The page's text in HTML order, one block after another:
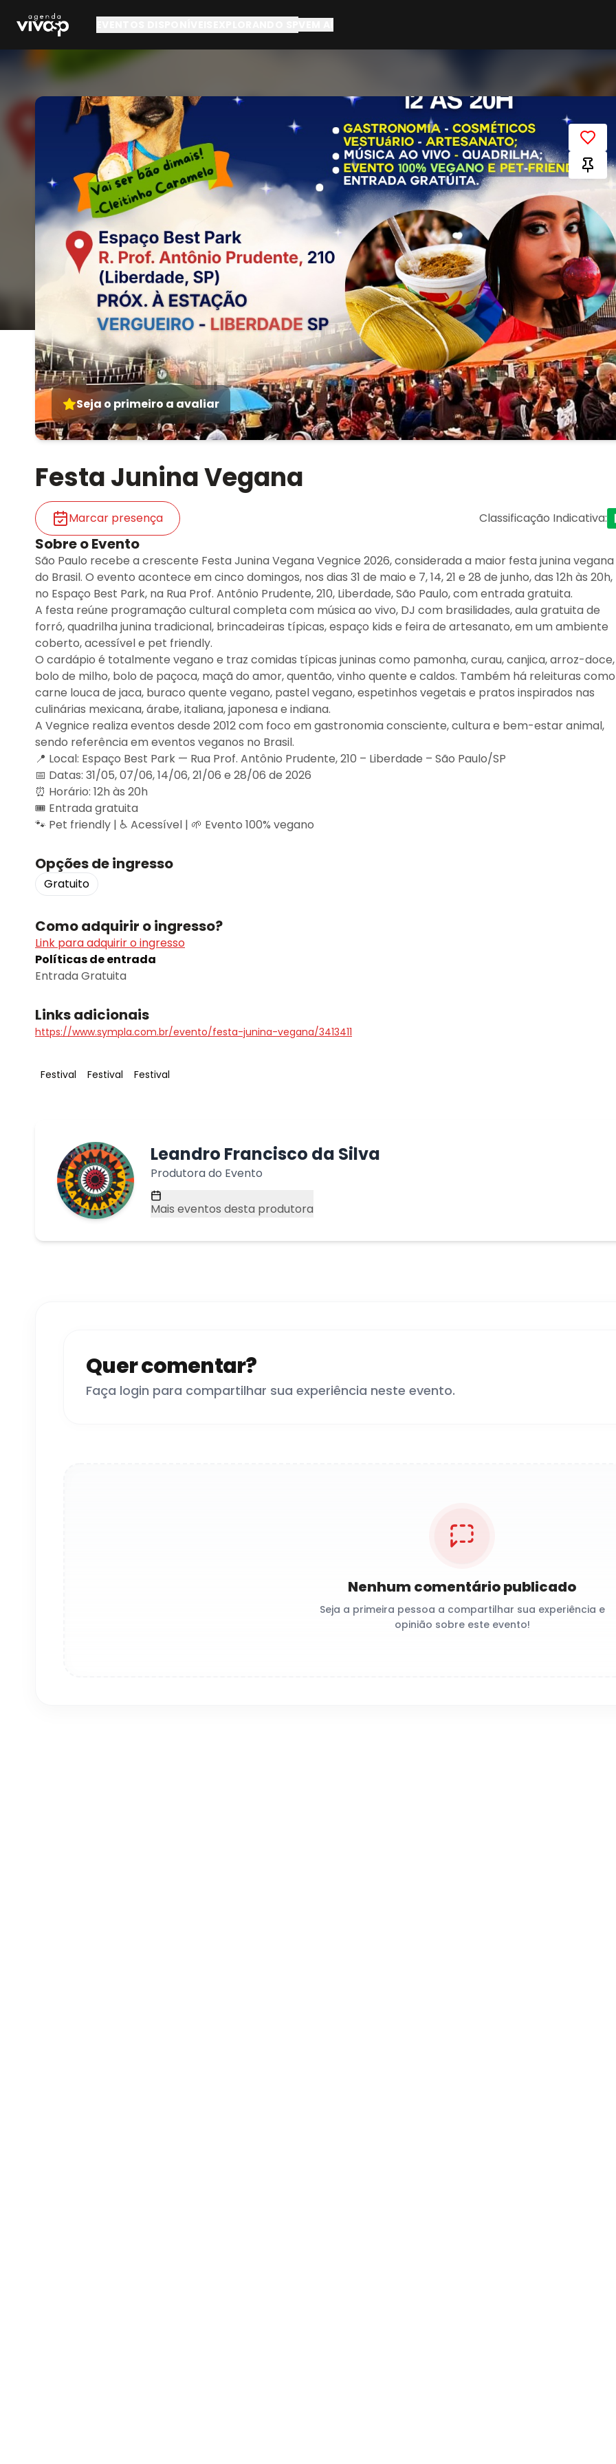
Seja o primeiro a avaliar
Festa Junina Vegana
Marcar presença Classificação Indicativa:
Sobre o Evento
São Paulo recebe a crescente Festa Junina Vegana Vegnice 2026, considerada a maior festa junina vegana
do Brasil. O evento acontece em cinco domingos, nos dias 31 de maio e 7, 14, 21 e 28 de junho, das 12h às 20h,
no Espaço Best Park, na Rua Prof. Antônio Prudente, 210, Liberdade, São Paulo, com entrada gratuita.
A festa reúne programação cultural completa com música ao vivo, DJ com brasilidades, aula gratuita de
forró, quadrilha junina tradicional, brincadeiras típicas, espaço kids e feira de artesanato, em um ambiente
coberto, acessível e pet friendly.
O cardápio é totalmente vegano e traz comidas típicas juninas como pamonha, curau, canjica, arroz-doce,
bolo de milho, bolo de paçoca, maçã do amor, quentão, vinho quente e caldos. Também há releituras como
carne louca de jaca, buraco quente vegano, pastel vegano, espetinhos vegetais e pratos inspirados nas
culinárias mexicana, árabe, italiana, japonesa e indiana.
A Vegnice realiza eventos desde 2012 com foco em gastronomia consciente, cultura e bem-estar animal,
sendo referência em eventos veganos no Brasil.
📍 Local: Espaço Best Park — Rua Prof. Antônio Prudente, 210 – Liberdade – São Paulo/SP
📅 Datas: 31/05, 07/06, 14/06, 21/06 e 28/06 de 2026
⏰ Horário: 12h às 20h
🎟 Entrada gratuita
🐾 Pet friendly | ♿ Acessível | 🌱 Evento 100% vegano
Opções de ingresso
Gratuito
Como adquirir o ingresso?
Link para adquirir o ingresso
Políticas de entrada
Entrada Gratuita
Links adicionais
https://www.sympla.com.br/evento/festa-junina-vegana/3413411
Tag:
Festival Tag:
Festival Tag:
Festival
Leandro Francisco da Silva
Produtora do Evento
Mais eventos desta produtora
Quer comentar?
Faça login para compartilhar sua experiência neste evento.
Nenhum comentário publicado
Seja a primeira pessoa a compartilhar sua experiência e
opinião sobre este evento!